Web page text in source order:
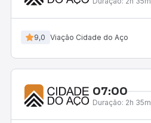
9,0 Viação Cidade do Aço
07:00
Duração: 2h 35m